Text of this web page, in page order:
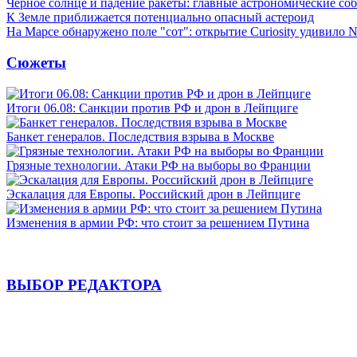
Черное солнце и падение ракеты: главные астрономические
К Земле приближается потенциально опасный астероид
На Марсе обнаружено поле "сот": открытие Curiosity удивило
Сюжеты
Итоги 06.08: Санкции против РФ и дрон в Лейпциге
Банкет генералов. Последствия взрыва в Москве
Грязные технологии. Атаки РФ на выборы во Франции
Эскалация для Европы. Российский дрон в Лейпциге
Изменения в армии РФ: что стоит за решением Путина
ВЫБОР РЕДАКТОРА